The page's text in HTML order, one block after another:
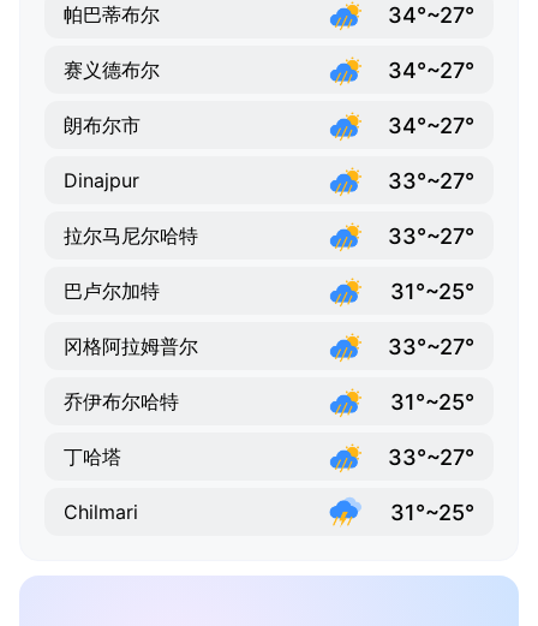
帕巴蒂布尔 34°~27°
赛义德布尔 34°~27°
朗布尔市 34°~27°
Dinajpur 33°~27°
拉尔马尼尔哈特 33°~27°
巴卢尔加特 31°~25°
冈格阿拉姆普尔 33°~27°
乔伊布尔哈特 31°~25°
丁哈塔 33°~27°
Chilmari 31°~25°